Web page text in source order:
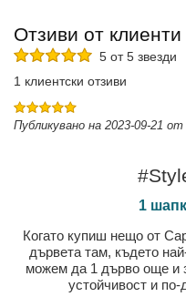
Отзиви от клиенти
5 от 5 звезди
1 клиентски отзиви
Публикувано на 2023-09-21
1
Когато купиш нещо от
дървета там, където
можем да 1 дърво още и
устойчивост и